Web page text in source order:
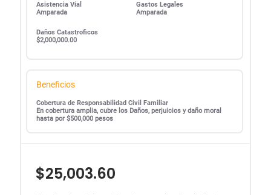
Asistencia Vial
Amparada
Gastos Legales
Amparada
Daños Catastroficos
$2,000,000.00
Beneficios
Cobertura de Responsabilidad Civil Familiar
En cobertura amplia, cubre los Daños, perjuicios y daño moral
hasta por $500,000 pesos
$25,003.60